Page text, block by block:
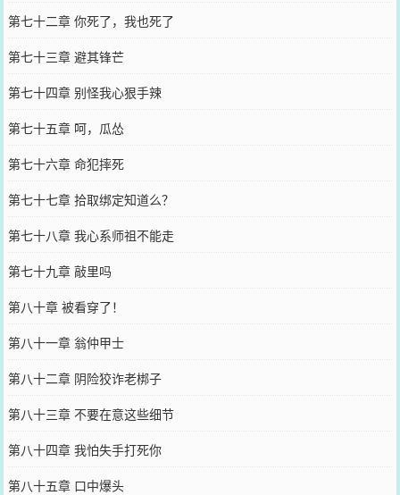
第七十二章 你死了，我也死了
第七十三章 避其锋芒
第七十四章 别怪我心狠手辣
第七十五章 呵，瓜怂
第七十六章 命犯摔死
第七十七章 拾取绑定知道么？
第七十八章 我心系师祖不能走
第七十九章 敲里吗
第八十章 被看穿了！
第八十一章 翁仲甲士
第八十二章 阴险狡诈老梆子
第八十三章 不要在意这些细节
第八十四章 我怕失手打死你
第八十五章 口中爆头